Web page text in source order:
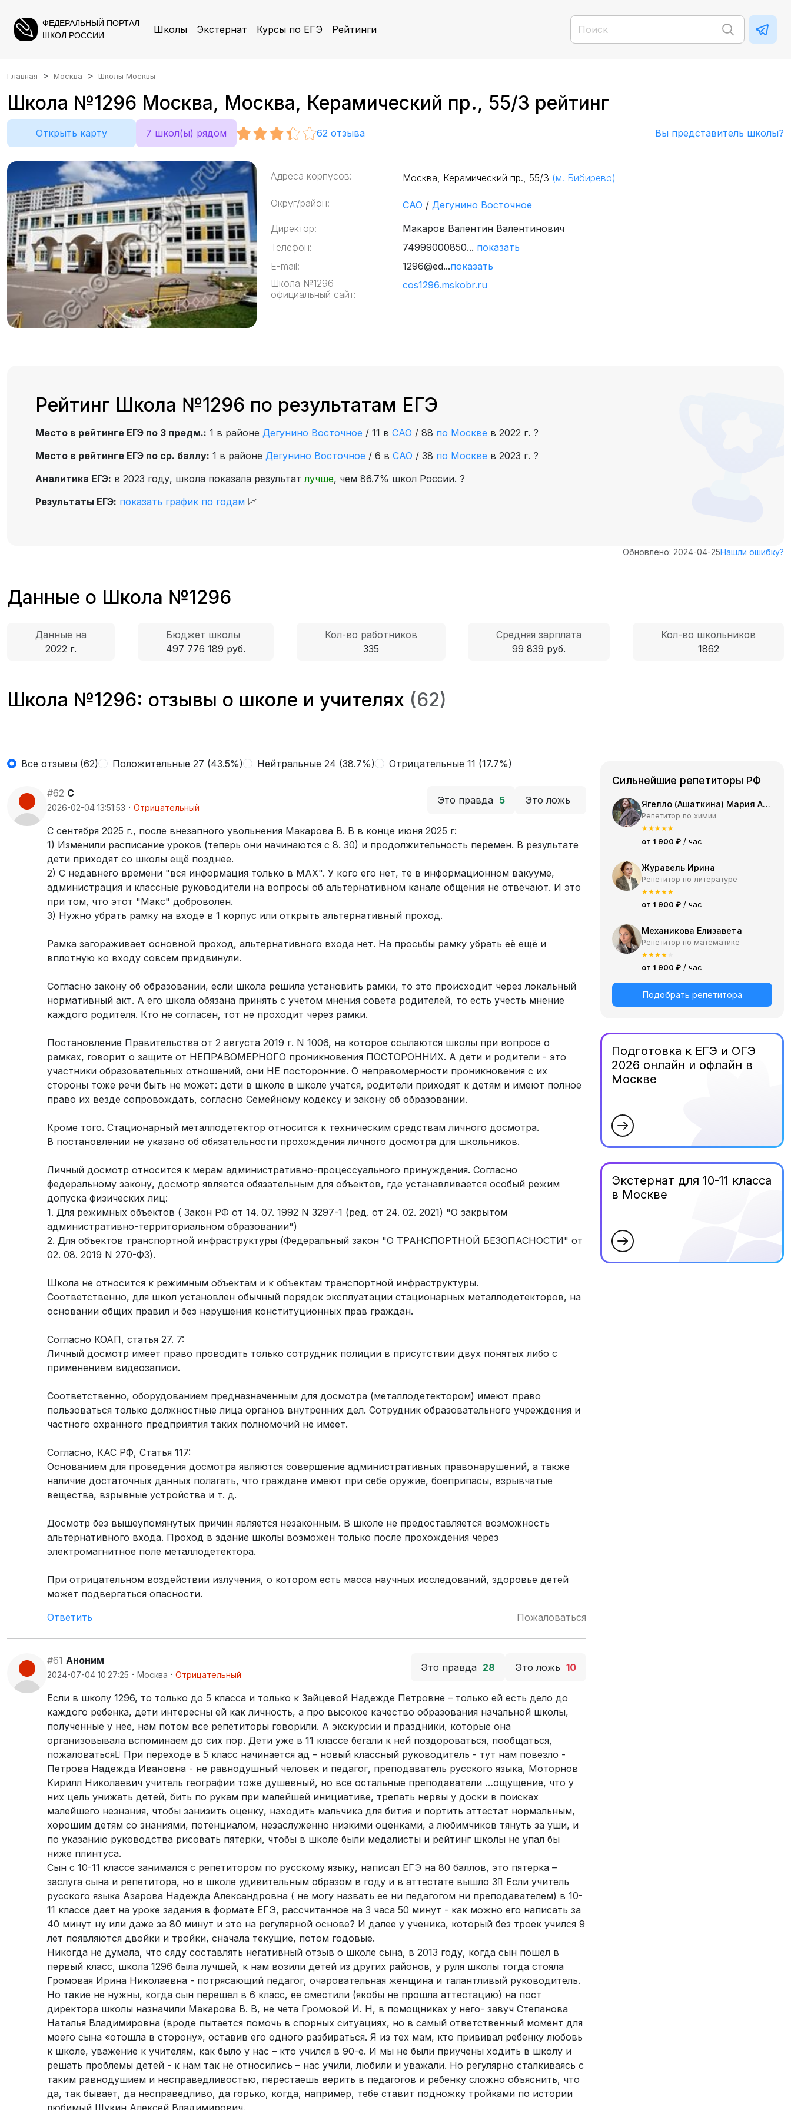
ФЕДЕРАЛЬНЫЙ ПОРТАЛ
ШКОЛ РОССИИ
Школы Экстернат Курсы по ЕГЭ Рейтинги
Главная Москва Школы Москвы
Школа №1296 Москва, Москва, Керамический пр., 55/3 рейтинг
Открыть карту 7 школ(ы) рядом 62 отзыва Вы представитель школы?
Адреса корпусов: Москва, Керамический пр., 55/3 (м. Бибирево)
Округ/район: САО / Дегунино Восточное
Директор:
Макаров Валентин Валентинович
Телефон:
74999000850... показать
E-mail:
1296@ed...показать
Школа №1296
официальный сайт:
cos1296.mskobr.ru
Рейтинг Школа №1296 по результатам ЕГЭ
Место в рейтинге ЕГЭ по 3 предм.: 1 в районе Дегунино Восточное / 11 в САО / 88 по Москве в 2022 г. ?
Место в рейтинге ЕГЭ по ср. баллу: 1 в районе Дегунино Восточное / 6 в САО / 38 по Москве в 2023 г. ?
Аналитика ЕГЭ: в 2023 году, школа показала результатлучше, чем 86.7% школ России. ?
Результаты ЕГЭ: показать график по годам 📈
Обновлено: 2024-04-25Нашли ошибку?
Данные о Школа №1296
Данные на
2022 г.
Бюджет школы
497 776 189 руб.
Кол-во работников
335
Средняя зарплата
99 839 руб.
Кол-во школьников
1862
Школа №1296: отзывы о школе и учителях (62)
Все отзывы (62) Положительные 27 (43.5%) Нейтральные 24 (38.7%) Отрицательные 11 (17.7%)
#62 C
2026-02-04 13:51:53 · Отрицательный
Это правда 5 Это ложь
С сентября 2025 г., после внезапного увольнения Макарова В. В в конце июня 2025 г:
1) Изменили расписание уроков (теперь они начинаются с 8. 30) и продолжительность перемен. В результате
дети приходят со школы ещё позднее.
2) С недавнего времени "вся информация только в MAX". У кого его нет, те в информационном вакууме,
администрация и классные руководители на вопросы об альтернативном канале общения не отвечают. И это
при том, что этот "Макс" доброволен.
3) Нужно убрать рамку на входе в 1 корпус или открыть альтернативный проход.
Рамка загораживает основной проход, альтернативного входа нет. На просьбы рамку убрать её ещё и
вплотную ко входу совсем придвинули.
Согласно закону об образовании, если школа решила установить рамки, то это происходит через локальный
нормативный акт. А его школа обязана принять с учётом мнения совета родителей, то есть учесть мнение
каждого родителя. Кто не согласен, тот не проходит через рамки.
Постановление Правительства от 2 августа 2019 г. N 1006, на которое ссылаются школы при вопросе о
рамках, говорит о защите от НЕПРАВОМЕРНОГО проникновения ПОСТОРОННИХ. А дети и родители - это
участники образовательных отношений, они НЕ посторонние. О неправомерности проникновения с их
стороны тоже речи быть не может: дети в школе в школе учатся, родители приходят к детям и имеют полное
право их везде сопровождать, согласно Семейному кодексу и закону об образовании.
Кроме того. Стационарный металлодетектор относится к техническим средствам личного досмотра.
В постановлении не указано об обязательности прохождения личного досмотра для школьников.
Личный досмотр относится к мерам административно-процессуального принуждения. Согласно
федеральному закону, досмотр является обязательным для объектов, где устанавливается особый режим
допуска физических лиц:
1. Для режимных объектов ( Закон РФ от 14. 07. 1992 N 3297-1 (ред. от 24. 02. 2021) "О закрытом
административно-территориальном образовании")
2. Для объектов транспортной инфраструктуры (Федеральный закон "О ТРАНСПОРТНОЙ БЕЗОПАСНОСТИ" от
02. 08. 2019 N 270-ФЗ).
Школа не относится к режимным объектам и к объектам транспортной инфраструктуры.
Соответственно, для школ установлен обычный порядок эксплуатации стационарных металлодетекторов, на
основании общих правил и без нарушения конституционных прав граждан.
Согласно КОАП, статья 27. 7:
Личный досмотр имеет право проводить только сотрудник полиции в присутствии двух понятых либо с
применением видеозаписи.
Соответственно, оборудованием предназначенным для досмотра (металлодетектором) имеют право
пользоваться только должностные лица органов внутренних дел. Сотрудник образовательного учреждения и
частного охранного предприятия таких полномочий не имеет.
Согласно, КАС РФ, Статья 117:
Основанием для проведения досмотра являются совершение административных правонарушений, а также
наличие достаточных данных полагать, что граждане имеют при себе оружие, боеприпасы, взрывчатые
вещества, взрывные устройства и т. д.
Досмотр без вышеупомянутых причин является незаконным. В школе не предоставляется возможность
альтернативного входа. Проход в здание школы возможен только после прохождения через
электромагнитное поле металлодетектора.
При отрицательном воздействии излучения, о котором есть масса научных исследований, здоровье детей
может подвергаться опасности.
Ответить
Пожаловаться
#61 Аноним
2024-07-04 10:27:25 · Москва · Отрицательный
Это правда 28 Это ложь 10
Если в школу 1296, то только до 5 класса и только к Зайцевой Надежде Петровне – только ей есть дело до
каждого ребенка, дети интересны ей как личность, а про высокое качество образования начальной школы,
полученные у нее, нам потом все репетиторы говорили. А экскурсии и праздники, которые она
организовывала вспоминаем до сих пор. Дети уже в 11 классе бегали к ней поздороваться, пообщаться,
пожаловаться При переходе в 5 класс начинается ад – новый классный руководитель - тут нам повезло -
Петрова Надежда Ивановна - не равнодушный человек и педагог, преподаватель русского языка, Моторнов
Кирилл Николаевич учитель географии тоже душевный, но все остальные преподаватели …ощущение, что у
них цель унижать детей, бить по рукам при малейшей инициативе, трепать нервы у доски в поисках
малейшего незнания, чтобы занизить оценку, находить мальчика для бития и портить аттестат нормальным,
хорошим детям со знаниями, потенциалом, незаслуженно низкими оценками, а любимчиков тянуть за уши, и
по указанию руководства рисовать пятерки, чтобы в школе были медалисты и рейтинг школы не упал бы
ниже плинтуса.
Сын с 10-11 классе занимался с репетитором по русскому языку, написал ЕГЭ на 80 баллов, это пятерка –
заслуга сына и репетитора, но в школе удивительным образом в году и в аттестате вышло 3 Если учитель
русского языка Азарова Надежда Александровна ( не могу назвать ее ни педагогом ни преподавателем) в 10-
11 классе дает на уроке задания в формате ЕГЭ, рассчитанное на 3 часа 50 минут - как можно его написать за
40 минут ну или даже за 80 минут и это на регулярной основе? И далее у ученика, который без троек учился 9
лет появляются двойки и тройки, сначала текущие, потом годовые.
Никогда не думала, что сяду составлять негативный отзыв о школе сына, в 2013 году, когда сын пошел в
первый класс, школа 1296 была лучшей, к нам возили детей из других районов, у руля школы тогда стояла
Громовая Ирина Николаевна - потрясающий педагог, очаровательная женщина и талантливый руководитель.
Но такие не нужны, когда сын перешел в 6 класс, ее сместили (якобы не прошла аттестацию) на пост
директора школы назначили Макарова В. В, не чета Громовой И. Н, в помощниках у него- завуч Степанова
Наталья Владимировна (вроде пытается помочь в спорных ситуациях, но в самый ответственный момент для
моего сына «отошла в сторону», оставив его одного разбираться. Я из тех мам, кто прививал ребенку любовь
к школе, уважение к учителям, как было у нас – кто учился в 90-е. И мы не были приучены ходить в школу и
решать проблемы детей - к нам так не относились – нас учили, любили и уважали. Но регулярно сталкиваясь с
таким равнодушием и несправедливостью, перестаешь верить в педагогов и ребенку сложно объяснить, что
да, так бывает, да несправедливо, да горько, когда, например, тебе ставит подножку тройками по истории
Сильнейшие репетиторы РФ
Ягелло (Ашаткина) Мария Александровна
Репетитор по химии
★★★★★
от 1 900 ₽ / час
Журавель Ирина
Репетитор по литературе
★★★★★
от 1 900 ₽ / час
Механикова Елизавета
Репетитор по математике
★★★★
от 1 900 ₽ / час
Подобрать репетитора
Подготовка к ЕГЭ и ОГЭ
2026 онлайн и офлайн в
Москве
Экстернат для 10-11 класса
в Москве